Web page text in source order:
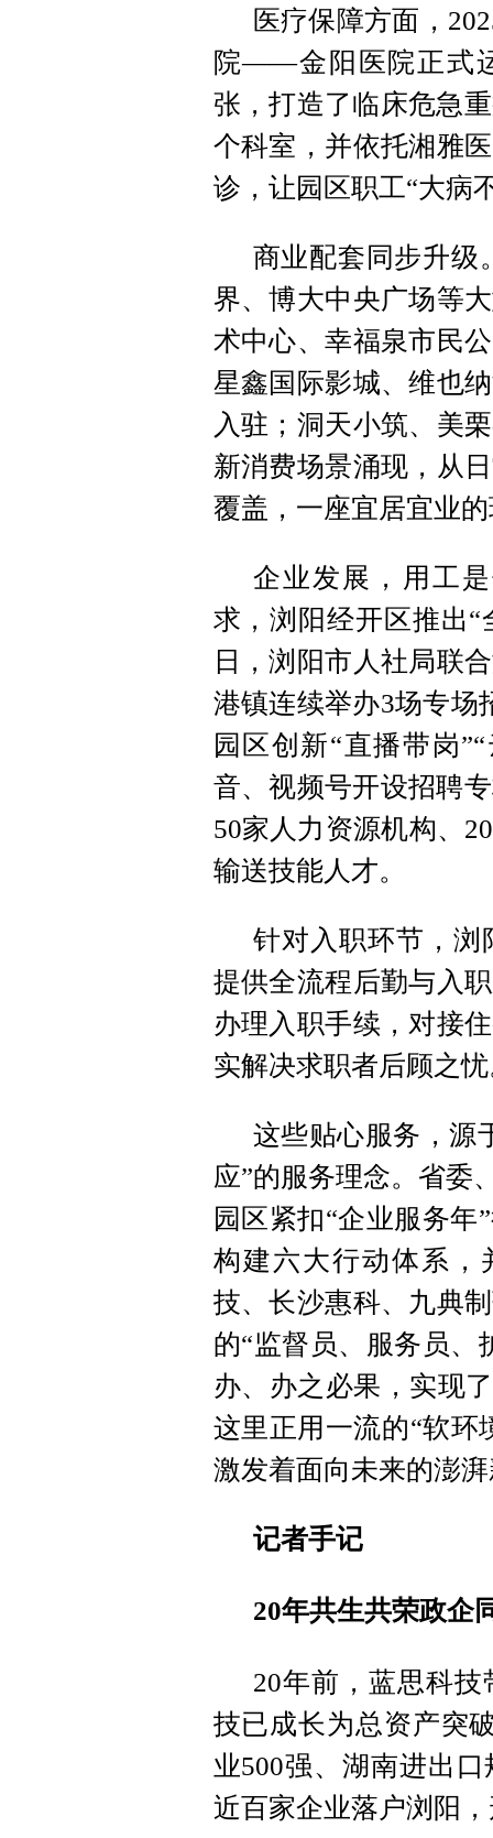
医疗保障方面，
院——金阳医院正式
张，打造了临床危急
个科室，并依托湘雅
诊，让园区职工“大病
商业配套同步升级
界、博大中央广场等
术中心、幸福泉市民
星鑫国际影城、维也
入驻；洞天小筑、美
新消费场景涌现，从
覆盖，一座宜居宜业
企业发展，用工
求，浏阳经开区推出“
日，浏阳市人社局联
港镇连续举办3场专场
园区创新“直播带岗
音、视频号开设招聘
50家人力资源机构、
输送技能人才。
针对入职环节，浏
提供全流程后勤与入
办理入职手续，对接
实解决求职者后顾之
这些贴心服务，源
应”的服务理念。省委
园区紧扣“企业服务
构建六大行动体系，
技、长沙惠科、九典
的“监督员、服务员、
办、办之必果，实现
这里正用一流的“软环
激发着面向未来的澎
记者手记
20年共生共荣政企
20年前，蓝思科
技已成长为总资产突
业500强、湖南进出
近百家企业落户浏阳